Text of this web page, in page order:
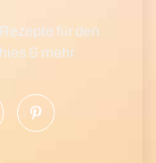
für den
& mehr